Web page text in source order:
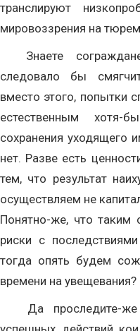
транслируют
мировоззрения на
Знаете
следовало бы
вместо этого, попытки
естественным хотя-
сохранения уходящего
нет. Разве есть
тем, что результат
осуществляем не
Понятно-же, что таким
риски с
тогда опять будем
времени на увещевания?
Да проследите-же